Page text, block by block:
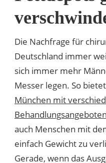
Die Nachfrage für
Deutschland immer
sich immer mehr
Messer legen. So
München mit
Behandlungsangeboten
auch Menschen mit
einfach Gewicht zu
Gerade, wenn das